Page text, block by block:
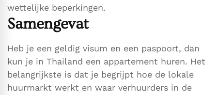
wettelijke beperkingen.
Samengevat
Heb je een geldig visum en een paspoort, dan
kun je in Thailand een appartement huren. Het
belangrijkste is dat je begrijpt hoe de lokale
huurmarkt werkt en waar verhuurders in de